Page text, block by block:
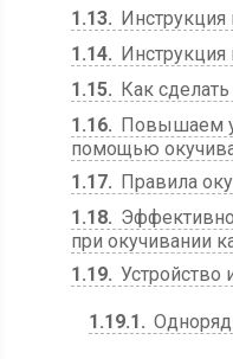
1.13
Инструкция
1.14
Инструкция
1.15
Как
1.16
Повышаем
помощью
1.17
Правила
1.18
при окучивании
1.19 Устройство
1.19.1